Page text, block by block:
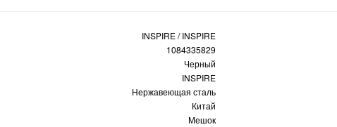
INSPIRE / INSPIRE
1084335829
Черный
INSPIRE
Нержавеющая сталь
Китай
Мешок